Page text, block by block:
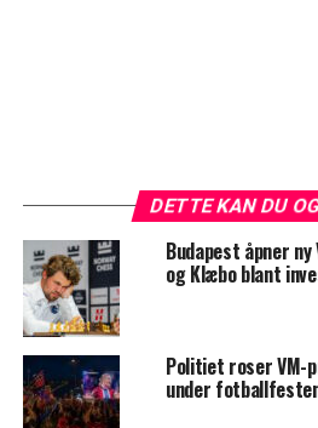
DETTE KAN DU
Budapest åpner
og Klæbo blant
Politiet roser VM-
under